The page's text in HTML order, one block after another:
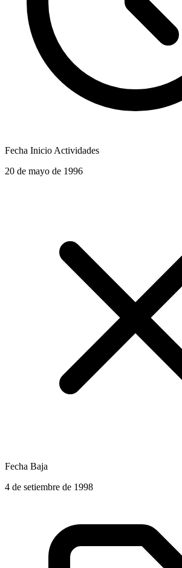
Fecha Inicio Actividades
20 de mayo de 1996
Fecha Baja
4 de setiembre de 1998